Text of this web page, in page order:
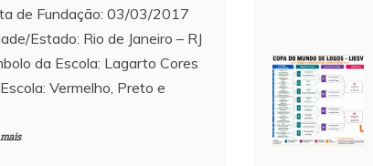
de Fundação: 03/03/2017
Estado: Rio de Janeiro – RJ
da Escola: Lagarto Cores
Vermelho, Preto e